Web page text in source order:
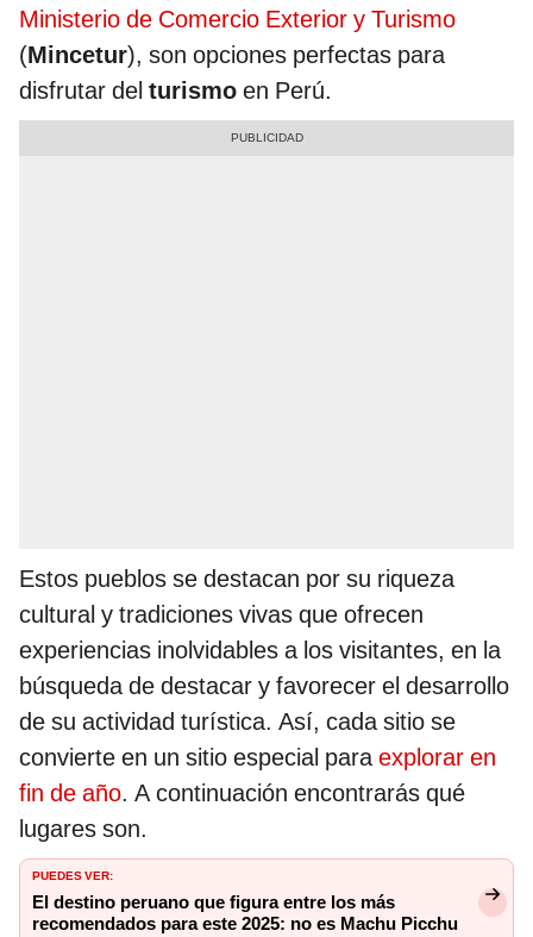
Ministerio de Comercio Exterior y Turismo
(Mincetur), son opciones perfectas para
disfrutar del turismo en Perú.
Estos pueblos se destacan por su riqueza
cultural y tradiciones vivas que ofrecen
experiencias inolvidables a los visitantes, en la
búsqueda de destacar y favorecer el desarrollo
de su actividad turística. Así, cada sitio se
convierte en un sitio especial paraexplorar en
fin de año. A continuación encontrarás qué
lugares son.
PUEDES VER:
El destino peruano que figura entre los más
recomendados para este 2025: no es Machu Picchu